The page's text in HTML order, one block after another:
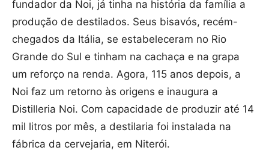
fundador da Noi, já tinha na história da família a
produção de destilados. Seus bisavós, recém-
chegados da Itália, se estabeleceram no Rio
Grande do Sul e tinham na cachaça e na grapa
um reforço na renda. Agora, 115 anos depois, a
Noi faz um retorno às origens e inaugura a
Distilleria Noi. Com capacidade de produzir até 14
mil litros por mês, a destilaria foi instalada na
fábrica da cervejaria, em Niterói.